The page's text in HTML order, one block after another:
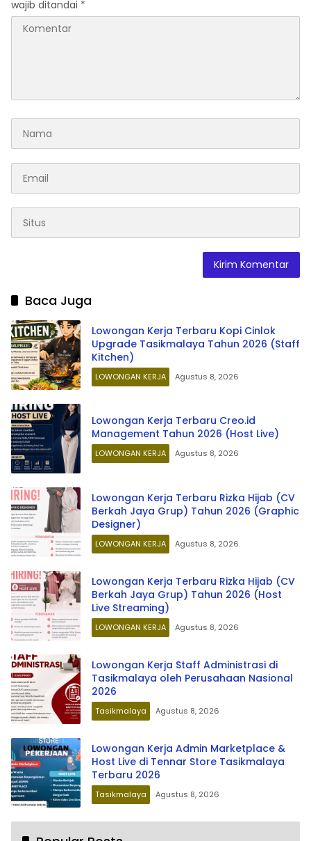
wajib ditandai *
Baca Juga
Lowongan Kerja Terbaru Kopi Cinlok
Upgrade Tasikmalaya Tahun 2026 (Staff
Kitchen)
LOWONGAN KERJA Agustus 8, 2026
Lowongan Kerja Terbaru Creo.id
Management Tahun 2026 (Host Live)
LOWONGAN KERJA Agustus 8, 2026
Lowongan Kerja Terbaru Rizka Hijab (CV
Berkah Jaya Grup) Tahun 2026 (Graphic
Designer)
LOWONGAN KERJA Agustus 8, 2026
Lowongan Kerja Terbaru Rizka Hijab (CV
Berkah Jaya Grup) Tahun 2026 (Host
Live Streaming)
LOWONGAN KERJA Agustus 8, 2026
Lowongan Kerja Staff Administrasi di
Tasikmalaya oleh Perusahaan Nasional
2026
Tasikmalaya Agustus 8, 2026
Lowongan Kerja Admin Marketplace &
Host Live di Tennar Store Tasikmalaya
Terbaru 2026
Tasikmalaya Agustus 8, 2026